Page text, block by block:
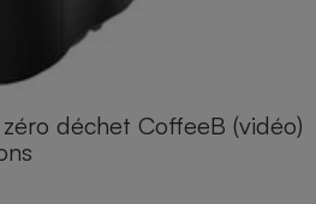
déchet CoffeeB (vidéo)